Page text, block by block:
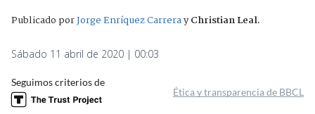
Publicado porJorge Enríquez CarrerayChristian Leal.
Sábado 11 abril de 2020 | 00:03
Seguimos criterios de
Ética y transparencia de BBCL